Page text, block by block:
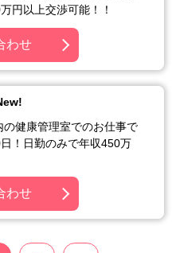
円以上交渉可能！！
わせ
の健康管理室でのお仕事で
！日勤のみで年収450万
わせ